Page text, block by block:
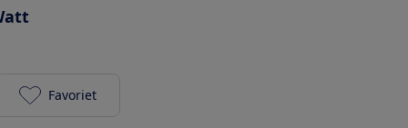
AEG IKB6430SFB toevoegen aan je favorieten
Favoriet